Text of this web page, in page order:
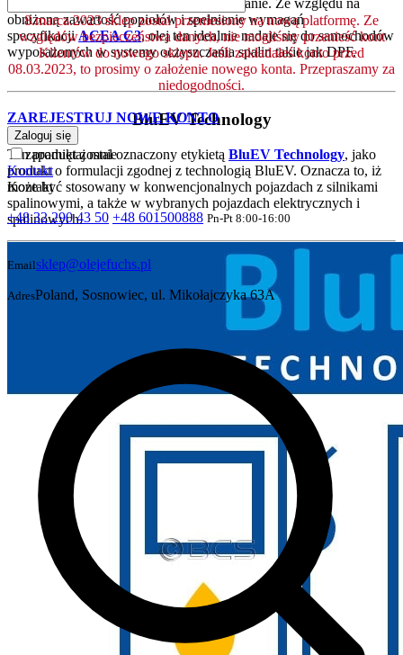
tym elementom bardzo skuteczne smarowanie. Ze względu na
obniżoną zawartość popiołów i spełnienie wymagań
specyfikacjiACEA C3, olej ten idealnie nadaje się do samochodów
wyposażonych w systemy oczyszczania spalin takie jak DPF.
BluEV Technology
Ten produkt został oznaczony etykietą BluEV Technology, jako
produkt o formulacji zgodnej z technologią BluEV. Oznacza to, iż
może być stosowany w konwencjonalnych pojazdach z silnikami
spalinowymi, a także w wybranych pojazdach elektrycznych i
spalinowych.
8.marca.2023 sklep został przeniesiony na nową platformę. Ze
względów bezpieczeństwa danych, nie mogliśmy przenieść kont
Klientów do nowego sklepu. Jeśli zakładałeś konto przed
08.03.2023, to prosimy o założenie nowego konta. Przepraszamy za
niedogodności.
ZAREJESTRUJ NOWE KONTO
Zaloguj się
zapamiętaj mnie
Kontakt
Kontakt
+48 32 290 43 50 +48 601500888 Pn-Pt 8:00-16:00
Emailsklep@olejefuchs.pl
AdresPoland, Sosnowiec, ul. Mikołajczyka 63A